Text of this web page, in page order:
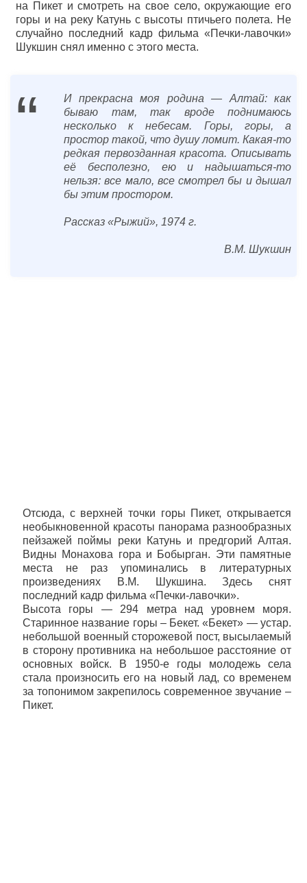
на Пикет и смотреть на свое село, окружающие его
горы и на реку Катунь с высоты птичьего полета. Не
случайно последний кадр фильма «Печки-лавочки»
Шукшин снял именно с этого места.
“
И прекрасна моя родина — Алтай: как
бываю там, так вроде поднимаюсь
несколько к небесам. Горы, горы, а
простор такой, что душу ломит. Какая-то
редкая первозданная красота. Описывать
её бесполезно, ею и надышаться-то
нельзя: все мало, все смотрел бы и дышал
бы этим простором.
Рассказ «Рыжий», 1974 г.
В.М. Шукшин
Отсюда, с верхней точки горы Пикет, открывается
необыкновенной красоты панорама разнообразных
пейзажей поймы реки Катунь и предгорий Алтая.
Видны Монахова гора и Бобырган. Эти памятные
места не раз упоминались в литературных
произведениях В.М. Шукшина. Здесь снят
последний кадр фильма «Печки-лавочки».
Высота горы — 294 метра над уровнем моря.
Старинное название горы – Бекет. «Бекет» — устар.
небольшой военный сторожевой пост, высылаемый
в сторону противника на небольшое расстояние от
основных войск. В 1950-е годы молодежь села
стала произносить его на новый лад, со временем
за топонимом закрепилось современное звучание –
Пикет.